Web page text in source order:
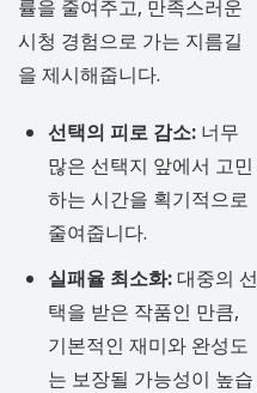
률을 줄여주고, 만족스러운
시청 경험으로 가는 지름길
을 제시해줍니다.
선택의 피로 감소: 너무
많은 선택지 앞에서 고민
하는 시간을 획기적으로
줄여줍니다.
실패율 최소화:대중의 선
택을 받은 작품인 만큼,
기본적인 재미와 완성도
는 보장될 가능성이 높습